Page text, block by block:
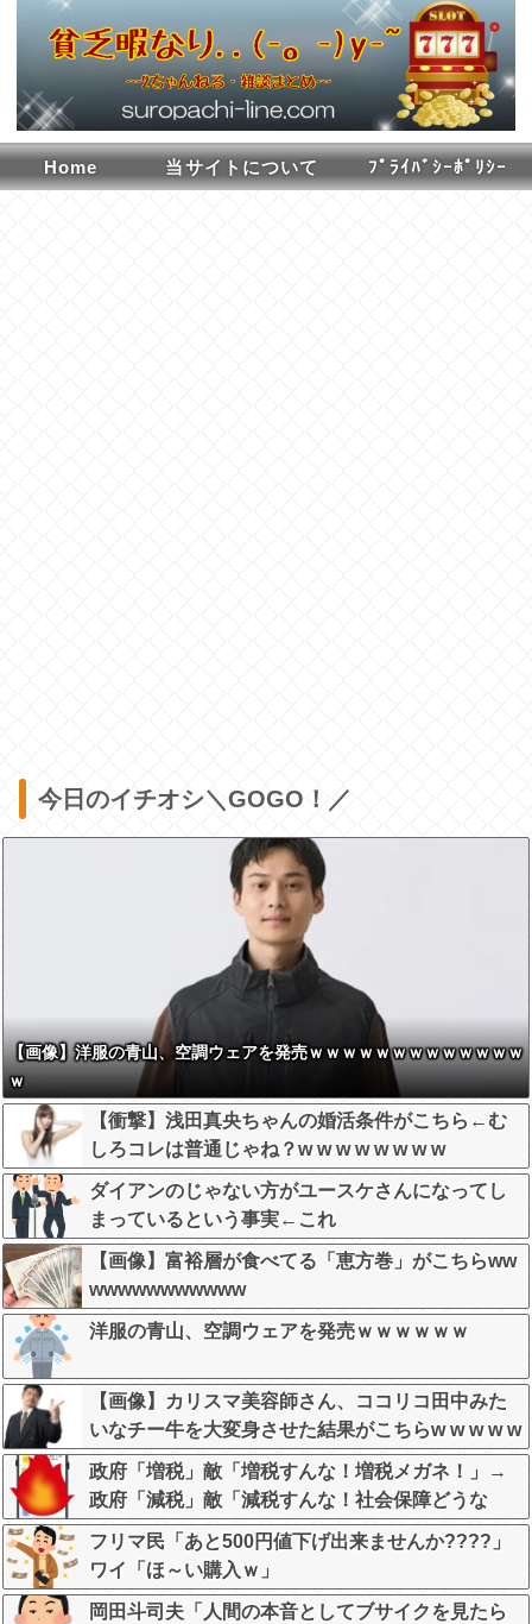
Home 当サイトについて ﾌﾟﾗｲﾊﾞｼｰﾎﾟﾘｼｰ
今日のイチオシ＼GOGO！／
【画像】洋服の青山、空調ウェアを発売ｗｗｗｗｗｗｗｗｗｗｗｗｗ
ｗ
【衝撃】浅田真央ちゃんの婚活条件がこちら←む
しろコレは普通じゃね？w w w w w w w w
ダイアンのじゃない方がユースケさんになってし
まっているという事実←これ
【画像】富裕層が食べてる「恵方巻」がこちらww
wwwwwwwwwww
洋服の青山、空調ウェアを発売ｗｗｗｗｗｗ
【画像】カリスマ美容師さん、ココリコ田中みた
いなチー牛を大変身させた結果がこちらw w w w w
w w w w w w
政府「増税」敵「増税すんな！増税メガネ！」→
政府「減税」敵「減税すんな！社会保障どうな
る！」
フリマ民「あと500円値下げ出来ませんか????」
ワイ「ほ～い購入ｗ」
岡田斗司夫「人間の本音としてブサイクを見たら